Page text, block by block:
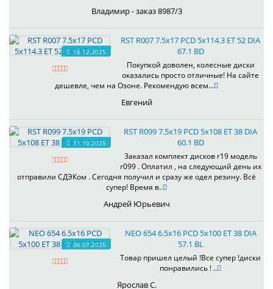
Владимир - заказ 8987/3
16.12.2025
RST R007 7.5x17 PCD 5x114.3 ET 52 DIA
67.1 BD
Покупкой доволен, колесные диски
оказались просто отличные! На сайте
дешевле, чем на Озоне. Рекомендую всем...
Евгений
11.10.2025
RST R099 7.5x19 PCD 5x108 ET 38 DIA
60.1 BD
Заказал комплект дисков r19 модель
r099 . Оплатил , на следующий день их
отправили СДЭКом . Сегодня получил и сразу же одел резину. Всё
супер! Время в..
Андрей Юрьевич
06.07.2025
NEO 654 6.5x16 PCD 5x100 ET 38 DIA
57.1 BL
Товар пришел целый !Все супер !диски
понравились ! ..
Ярослав С.